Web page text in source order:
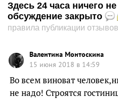
Здесь 24 часа ничего
обсуждение закрыто
правила публикации отзывов
Валентина Монтоскина
15 июня 2018 в 14:59
Во всем виноват
не надо! Строятся